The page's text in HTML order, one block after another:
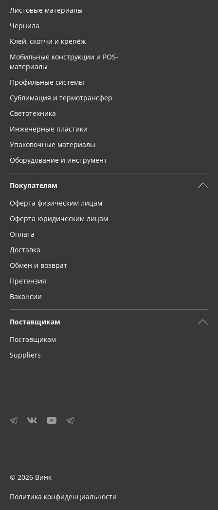
Листовые материалы
Чернила
Клей, скотчи и крепёж
Мобильные конструкции и POS-
материалы
Профильные системы
Сублимация и термотрансфер
Светотехника
Инженерные пластики
Упаковочные материалы
Оборудование и инструмент
Покупателям
Оферта физическим лицам
Оферта юридическим лицам
Оплата
Доставка
Обмен и возврат
Претензия
Вакансии
Поставщикам
Поставщикам
Suppliers
© 2026 Винк
Политика конфиденциальности